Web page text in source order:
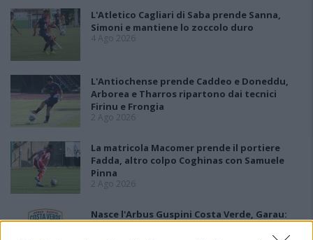
L'Atletico Cagliari di Saba prende Sanna,
Simoni e mantiene lo zoccolo duro
4 Ago 2026
L'Antiochense prende Caddeo e Doneddu,
Arborea e Tharros ripartono dai tecnici
Firinu e Frongia
2 Ago 2026
La matricola Macomer prende il portiere
Fadda, altro colpo Coghinas con Samuele
Pinna
2 Ago 2026
Nasce l'Arbus Guspini Costa Verde, Garau: